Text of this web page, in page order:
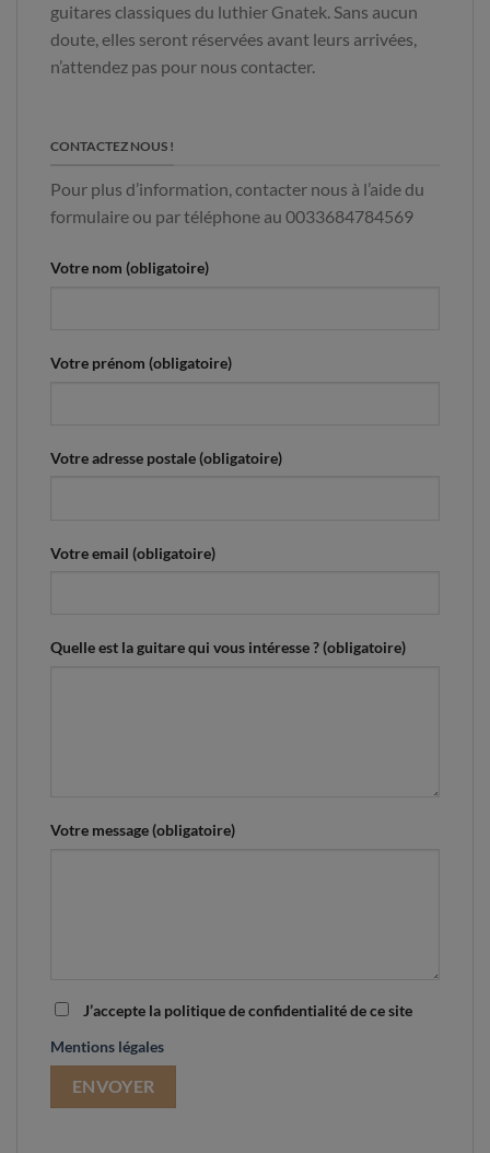
guitares classiques du luthier Gnatek. Sans aucun
doute, elles seront réservées avant leurs arrivées,
n’attendez pas pour nous contacter.
CONTACTEZ NOUS !
Pour plus d’information, contacter nous à l’aide du
formulaire ou par téléphone au 0033684784569
Votre nom (obligatoire)
Votre prénom (obligatoire)
Votre adresse postale (obligatoire)
Votre email (obligatoire)
Quelle est la guitare qui vous intéresse ? (obligatoire)
Votre message (obligatoire)
J’accepte la politique de confidentialité de ce site
Mentions légales